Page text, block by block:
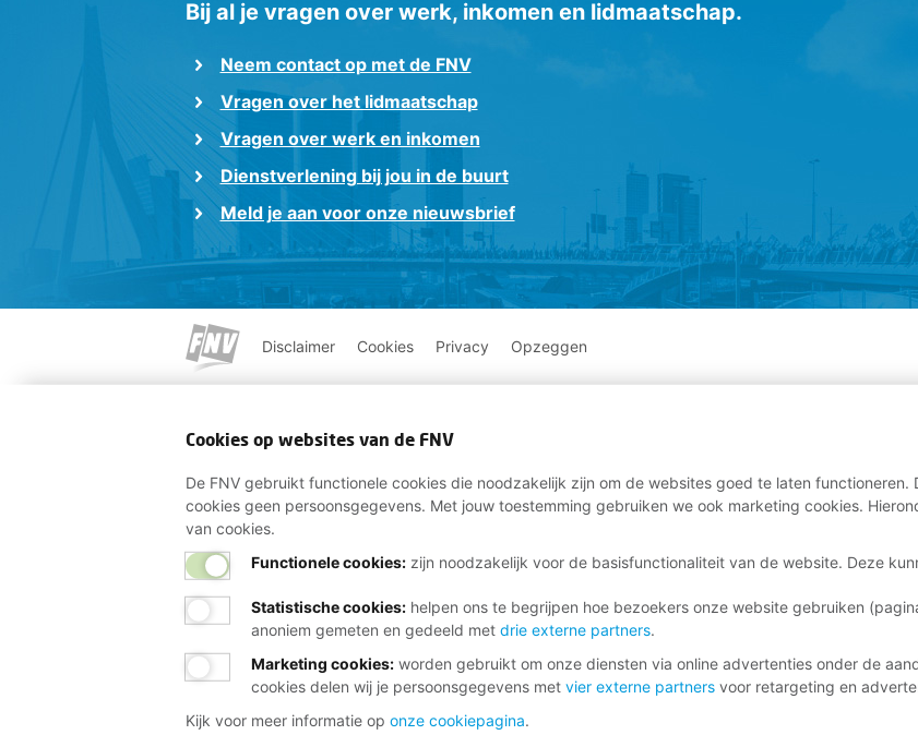
Bij al je vragen over werk, inkomen en lidmaatschap.
Neem contact op met de FNV
Vragen over het lidmaatschap
Vragen over werk en inkomen
Dienstverlening bij jou in de buurt
Meld je aan voor onze nieuwsbrief
Disclaimer Cookies Privacy Opzeggen
Cookies op websites van de FNV
De FNV gebruikt functionele cookies die noodzakelijk zijn om de websites goed te laten
cookies geen persoonsgegevens. Met jouw toestemming gebruiken we ook marketing cookies.
van cookies.
Functionele cookies:zijn noodzakelijk voor de basisfunctionaliteit van de website. Deze
Statistische cookies: helpen ons te begrijpen hoe bezoekers onze website gebruiken
anoniem gemeten en gedeeld met drie externe partners.
Marketing cookies: worden gebruikt om onze diensten via online advertenties onder de
cookies delen wij je persoonsgegevens met vier externe partnersvoor retargeting en
Kijk voor meer informatie op onze cookiepagina.